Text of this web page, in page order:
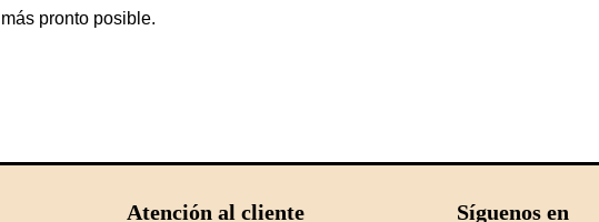
más pronto posible.
Atención al cliente Síguenos en